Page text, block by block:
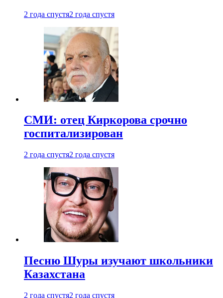
2 года спустя2 года спустя
СМИ: отец Киркорова срочно
госпитализирован
2 года спустя2 года спустя
Песню Шуры изучают школьники
Казахстана
2 года спустя2 года спустя